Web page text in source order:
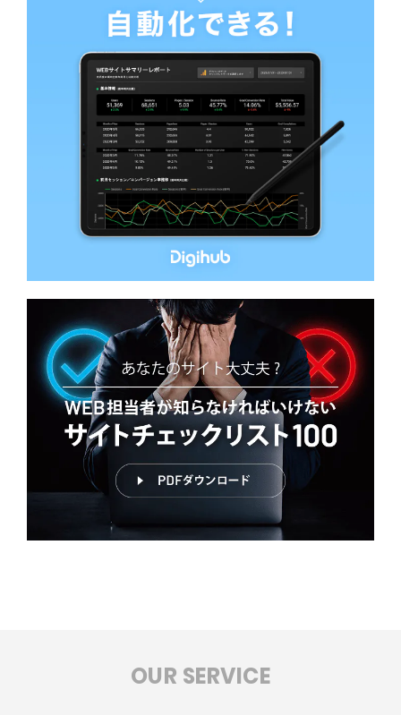
OUR SERVICE